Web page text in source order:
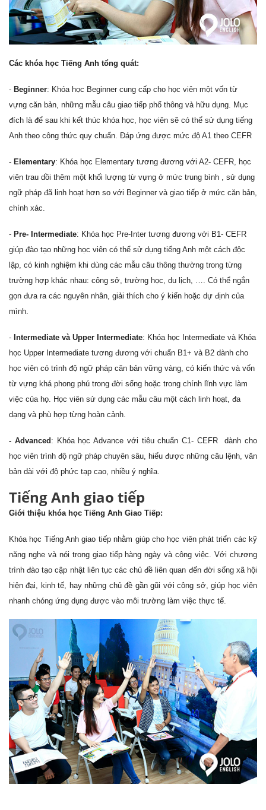
Các khóa học Tiếng Anh tổng quát:
- Beginner: Khóa học Beginner cung cấp cho học viên một vốn từ
vựng căn bản, những mẫu câu giao tiếp phổ thông và hữu dụng. Mục
đích là để sau khi kết thúc khóa học, học viên sẽ có thể sử dụng tiếng
Anh theo công thức quy chuẩn. Đáp ứng được mức độ A1 theo CEFR
- Elementary: Khóa học Elementary tương đương với A2- CEFR, học
viên trau dồi thêm một khối lượng từ vựng ở mức trung bình , sử dụng
ngữ pháp đã linh hoạt hơn so với Beginner và giao tiếp ở mức căn bản,
chính xác.
- Pre- Intermediate: Khóa học Pre-Inter tương đương với B1- CEFR
giúp đào tạo những học viên có thể sử dụng tiếng Anh một cách độc
lập, có kinh nghiệm khi dùng các mẫu câu thông thường trong từng
trường hợp khác nhau: công sở, trường học, du lịch, …. Có thể ngắn
gọn đưa ra các nguyên nhân, giải thích cho ý kiến hoặc dự định của
mình.
- Intermediate và Upper Intermediate: Khóa học Intermediate và Khóa
học Upper Intermediate tương đương với chuẩn B1+ và B2 dành cho
học viên có trình độ ngữ pháp căn bản vững vàng, có kiến thức và vốn
từ vựng khá phong phú trong đời sống hoặc trong chính lĩnh vực làm
việc của họ. Học viên sử dụng các mẫu câu một cách linh hoạt, đa
dạng và phù hợp từng hoàn cảnh.
- Advanced : Khóa học Advance với tiêu chuẩn C1- CEFR dành cho
học viên trình độ ngữ pháp chuyên sâu, hiểu được những câu lệnh, văn
bản dài với độ phức tạp cao, nhiều ý nghĩa.
Tiếng Anh giao tiếp
Giới thiệu khóa học Tiếng Anh Giao Tiếp:
Khóa học Tiếng Anh giao tiếp nhằm giúp cho học viên phát triển các kỹ
năng nghe và nói trong giao tiếp hàng ngày và công việc. Với chương
trình đào tạo cập nhật liên tục các chủ đề liên quan đến đời sống xã hội
hiện đại, kinh tế, hay những chủ đề gần gũi với công sở, giúp học viên
nhanh chóng ứng dụng được vào môi trường làm việc thực tế.